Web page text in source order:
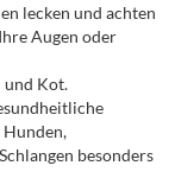
lecken und achten
Augen oder
und Kot.
Hunden,
besonders